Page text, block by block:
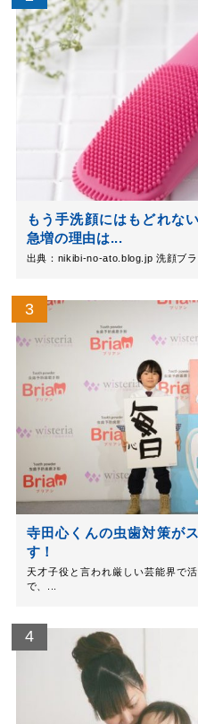
もう手洗顔にはもどれな
急増の理由は...
出典：nikibi-no-ato.blog.jp 洗顔ブラ
寺田心くんの虫歯対策が
す！
天才子役と言われ厳しい芸能界で
で、...